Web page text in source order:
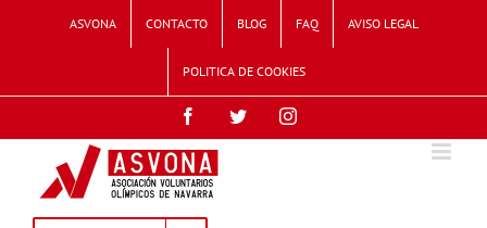
ASVONA CONTACTO BLOG FAQ AVISO LEGAL
POLITICA DE COOKIES
FacebookTwitterInstagram